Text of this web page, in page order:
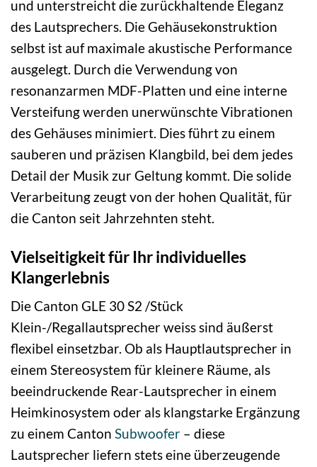
und unterstreicht die zurückhaltende Eleganz
des Lautsprechers. Die Gehäusekonstruktion
selbst ist auf maximale akustische Performance
ausgelegt. Durch die Verwendung von
resonanzarmen MDF-Platten und eine interne
Versteifung werden unerwünschte Vibrationen
des Gehäuses minimiert. Dies führt zu einem
sauberen und präzisen Klangbild, bei dem jedes
Detail der Musik zur Geltung kommt. Die solide
Verarbeitung zeugt von der hohen Qualität, für
die Canton seit Jahrzehnten steht.
Vielseitigkeit für Ihr individuelles
Klangerlebnis
Die Canton GLE 30 S2 /Stück
Klein-/Regallautsprecher weiss sind äußerst
flexibel einsetzbar. Ob als Hauptlautsprecher in
einem Stereosystem für kleinere Räume, als
beeindruckende Rear-Lautsprecher in einem
Heimkinosystem oder als klangstarke Ergänzung
zu einem Canton Subwoofer – diese
Lautsprecher liefern stets eine überzeugende